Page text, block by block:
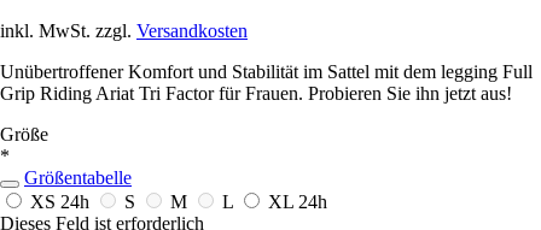
inkl. MwSt. zzgl. Versandkosten
Unübertroffener Komfort und Stabilität im Sattel mit dem legging Full
Grip Riding Ariat Tri Factor für Frauen. Probieren Sie ihn jetzt aus!
Größe
*
Größentabelle
XS 24h S M L XL 24h
Dieses Feld ist erforderlich